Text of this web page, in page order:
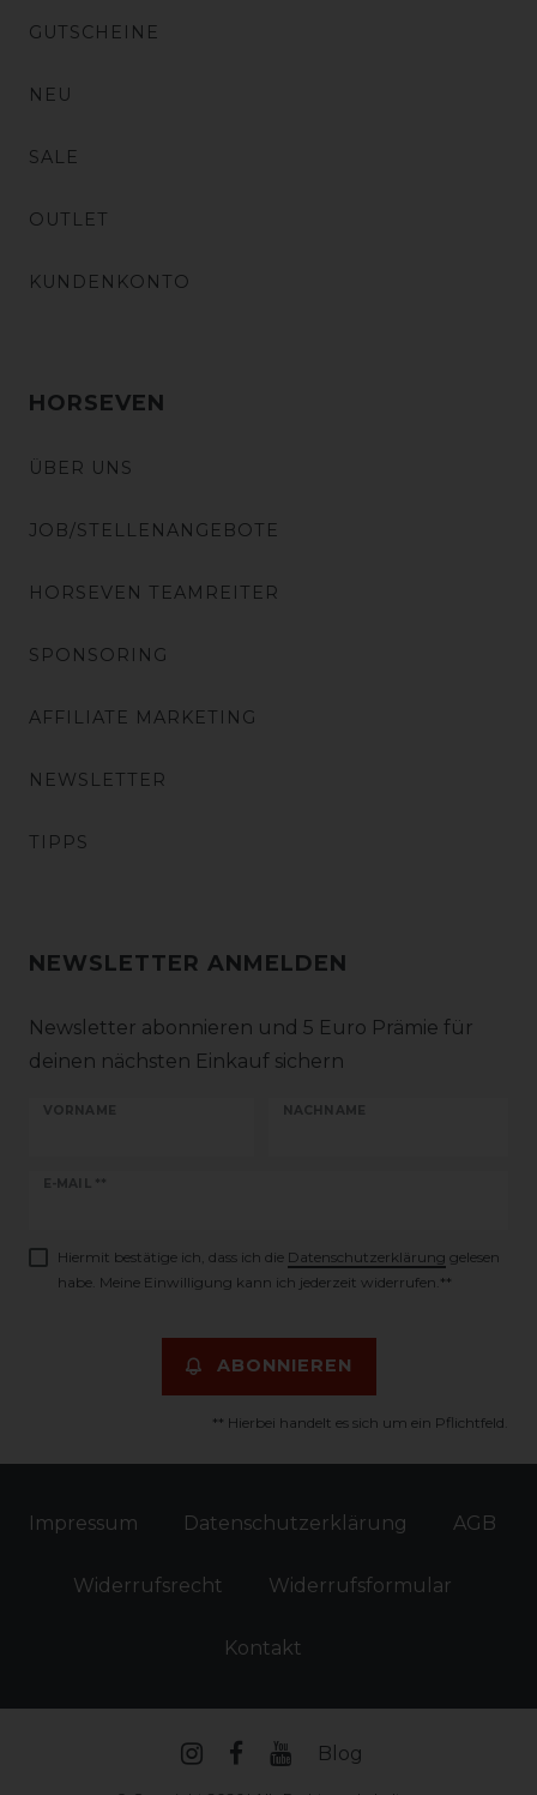
GUTSCHEINE
NEU
SALE
OUTLET
KUNDENKONTO
HORSEVEN
ÜBER UNS
JOB/STELLENANGEBOTE
HORSEVEN TEAMREITER
SPONSORING
AFFILIATE MARKETING
NEWSLETTER
TIPPS
NEWSLETTER ANMELDEN
Newsletter abonnieren und 5 Euro Prämie für
deinen nächsten Einkauf sichern
VORNAME NACHNAME
E-MAIL **
Newsletter
Hiermit bestätige ich, dass ich die Daten­schutz­erklärung gelesen
habe. Meine Einwilligung kann ich jederzeit widerrufen.**
ABONNIEREN
** Hierbei handelt es sich um ein Pflichtfeld.
Impressum Daten­schutz­erklärung AGB
Widerrufs­recht Widerrufs­formular
Kontakt
Blog